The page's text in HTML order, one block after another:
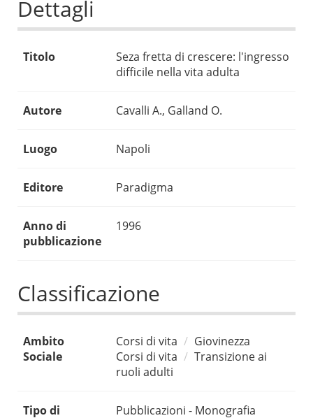
Dettagli
Titolo
Seza fretta di crescere: l'ingresso
difficile nella vita adulta
Autore Cavalli A., Galland O.
Luogo Napoli
Editore Paradigma
Anno di
pubblicazione
1996
Classificazione
Ambito
Sociale
Corsi di vita
Giovinezza
Corsi di vita
Transizione ai
ruoli adulti
Tipo di Pubblicazioni - Monografia